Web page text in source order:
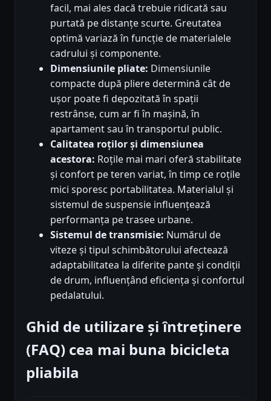
facil, mai ales dacă trebuie ridicată sau
purtată pe distanțe scurte. Greutatea
optimă variază în funcție de materialele
cadrului și componente.
Dimensiunile pliate: Dimensiunile
compacte după pliere determină cât de
ușor poate fi depozitată în spații
restrânse, cum ar fi în mașină, în
apartament sau în transportul public.
Calitatea roților și dimensiunea
acestora: Roțile mai mari oferă stabilitate
și confort pe teren variat, în timp ce roțile
mici sporesc portabilitatea. Materialul și
sistemul de suspensie influențează
performanța pe trasee urbane.
Sistemul de transmisie: Numărul de
viteze și tipul schimbătorului afectează
adaptabilitatea la diferite pante și condiții
de drum, influențând eficiența și confortul
pedalatului.
Ghid de utilizare și întreținere
(FAQ) cea mai buna bicicleta
pliabila